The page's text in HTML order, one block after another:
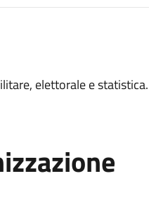
elettorale e statistica.